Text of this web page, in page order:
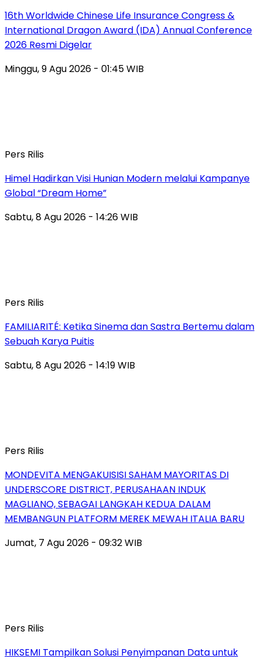
16th Worldwide Chinese Life Insurance Congress &
International Dragon Award (IDA) Annual Conference
2026 Resmi Digelar
Minggu, 9 Agu 2026 - 01:45 WIB
Pers Rilis
Himel Hadirkan Visi Hunian Modern melalui Kampanye
Global “Dream Home”
Sabtu, 8 Agu 2026 - 14:26 WIB
Pers Rilis
FAMILIARITÉ: Ketika Sinema dan Sastra Bertemu dalam
Sebuah Karya Puitis
Sabtu, 8 Agu 2026 - 14:19 WIB
Pers Rilis
MONDEVITA MENGAKUISISI SAHAM MAYORITAS DI
UNDERSCORE DISTRICT, PERUSAHAAN INDUK
MAGLIANO, SEBAGAI LANGKAH KEDUA DALAM
MEMBANGUN PLATFORM MEREK MEWAH ITALIA BARU
Jumat, 7 Agu 2026 - 09:32 WIB
Pers Rilis
HIKSEMI Tampilkan Solusi Penyimpanan Data untuk